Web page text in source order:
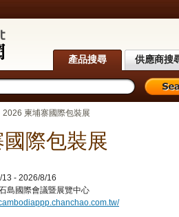
產品搜尋 供應商搜
2026 柬埔寨國際包裝展
國際包裝展
- 2026/8/16
島國際會議暨展覽中心